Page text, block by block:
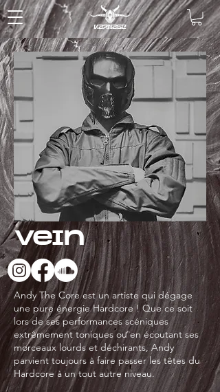
Vein
Andy The Core est un artiste qui dégage
une pure énergie Hardcore ! Que ce soit
lors de ses performances scéniques
extrêmement toniques ou en écoutant ses
morceaux lourds et déchirants, Andy
parvient toujours à faire passer les têtes du
Hardcore à un tout autre niveau.